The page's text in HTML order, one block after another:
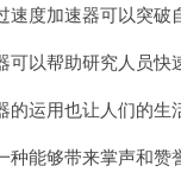
度加速器可以突破
以帮助研究人员快
运用也让人们的生
能够带来掌声和赞